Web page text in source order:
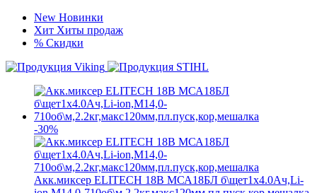
New Новинки
Хит Хиты продаж
% Скидки
-30%
Акк.миксер ELITECH 18В МСА18БЛ б\щет1х4.0Ач,Li-